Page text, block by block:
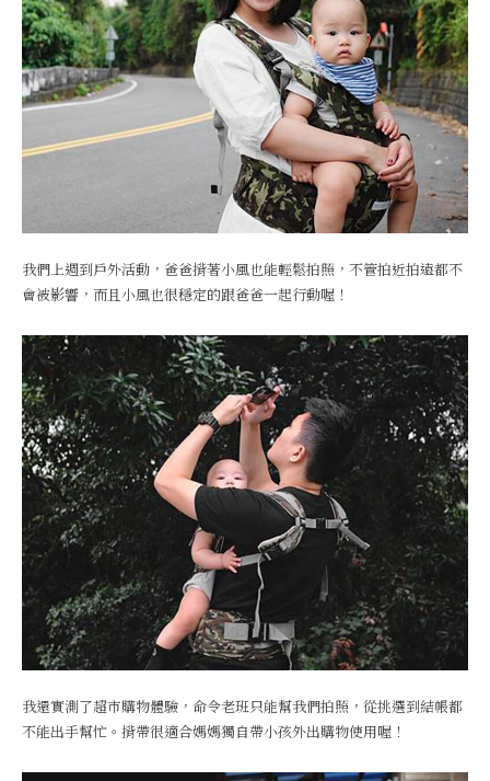
我們上週到戶外活動，爸爸揹著小風也能輕鬆拍照，不管拍近拍遠都不
會被影響，而且小風也很穩定的跟爸爸一起行動喔！
我還實測了超市購物體驗，命令老班只能幫我們拍照，從挑選到結帳都
不能出手幫忙。揹帶很適合媽媽獨自帶小孩外出購物使用喔！